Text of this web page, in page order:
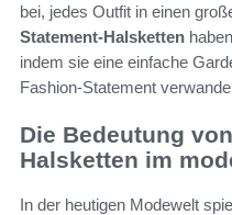
bei, jedes Outfit in einen
Statement-Halsketten
indem sie eine einfache
Fashion-Statement
Die Bedeutung
Halsketten im
In der heutigen Modewelt